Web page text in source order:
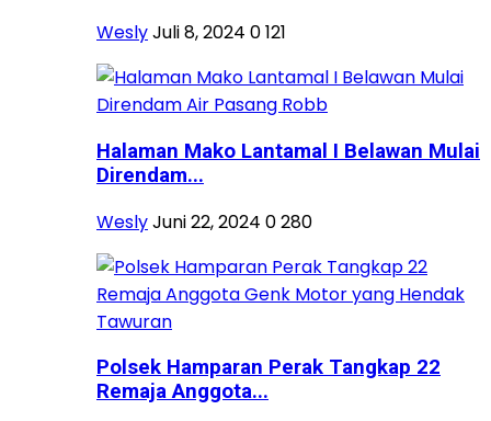
WeslyJuli 8, 2024 0121
Halaman Mako Lantamal I Belawan Mulai
Direndam...
WeslyJuni 22, 2024 0280
Polsek Hamparan Perak Tangkap 22
Remaja Anggota...